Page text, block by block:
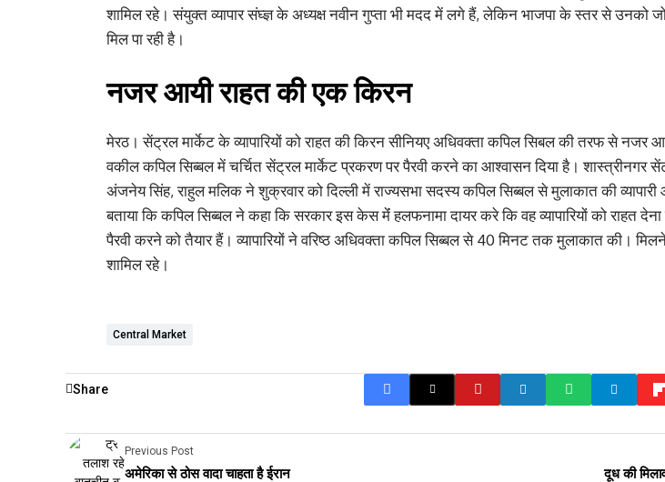
शामिल रहे। संयुक्त व्यापार संघ्ज्ञ के अध्यक्ष नवीन गुप्ता भी मदद में लगे हैं, लेकिन भाजपा के स्तर से उनको जो
मिल पा रही है।
नजर आयी राहत की एक किरन
मेरठ। सेंट्रल मार्केट के व्यापारियों को राहत की किरन सीनियए अधिवक्ता कपिल सिबल की तरफ से
वकील कपिल सिब्बल में चर्चित सेंट्रल मार्केट प्रकरण पर पैरवी करने का आश्वासन दिया है। शास्त्रीनगर
अंजनेय सिंह, राहुल मलिक ने शुक्रवार को दिल्ली में राज्यसभा सदस्य कपिल सिब्बल से मुलाकात की
बताया कि कपिल सिब्बल ने कहा कि सरकार इस केस मेंं हलफनामा दायर करे कि वह व्यापारियों को राहत
पैरवी करने को तैयार हैं। व्यापारियों ने वरिष्ठ अधिवक्ता कपिल सिब्बल से 40 मिनट तक मुलाकात की। मिलने
शामिल रहे।
Central Market
Share
Previous Post
अमेरिका से ठोस वादा चाहता है ईरान दूध की